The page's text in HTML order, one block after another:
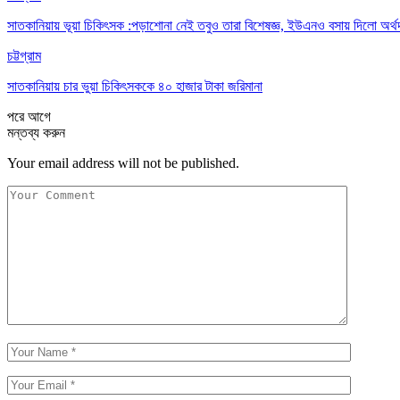
সাতকানিয়ায় ভূয়া চিকিৎসক :পড়াশোনা নেই তবুও তারা বিশেষজ্ঞ, ইউএনও বসায় দিলো
চট্টগ্রাম
সাতকানিয়ায় চার ভুয়া চিকিৎসককে ৪০ হাজার টাকা জরিমানা
পরেআগে
মন্তব্য করুন
Your email address will not be published.